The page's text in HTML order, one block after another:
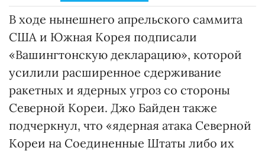
В ходе нынешнего апрельского саммита
США и Южная Корея подписали
«Вашингтонскую декларацию», которой
усилили расширенное сдерживание
ракетных и ядерных угроз со стороны
Северной Кореи. Джо Байден также
подчеркнул, что «ядерная атака Северной
Кореи на Соединенные Штаты либо их